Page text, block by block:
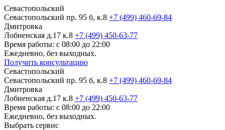
Севастопольский
Севастопольский пр. 95 б, к.8 +7 (499) 460-69-84
Дмитровка
Лобненская д.17 к.8 +7 (499) 450-63-77
Время работы: с 08:00 до 22:00
Ежедневно, без выходных.
Получить консультацию
Севастопольский
Севастопольский пр. 95 б, к.8 +7 (499) 460-69-84
Дмитровка
Лобненская д.17 к.8 +7 (499) 450-63-77
Время работы: с 08:00 до 22:00
Ежедневно, без выходных.
Выбрать сервис